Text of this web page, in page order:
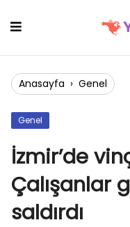
Anasayfa › Genel
Genel
İzmir’de
Çalışanlar
saldırdı